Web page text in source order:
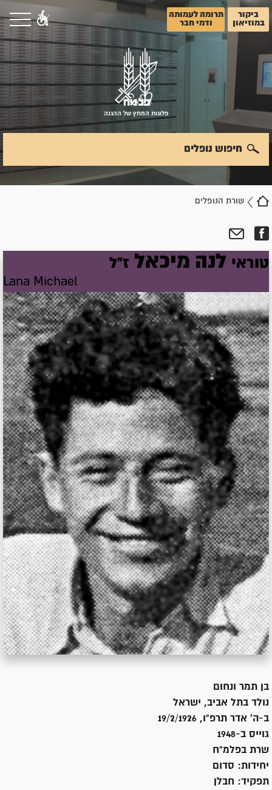
ביקור
במוזיאון
תרומה לעמותה
ודמי חבר
פלוגות המחץ של ההגנה
שורת הנופלים
חיפוש נופלים
טוראי לנה מיכאל ז"ל
Lana Michael
בן תמר ונחום
נולד בתל אביב, ישראל
ב-ה' אדר תרפ"ו, 19/2/1926
גוייס ב-1948
שרת בפלמ"ח
יחידות: סדום
תפקיד: חבלן